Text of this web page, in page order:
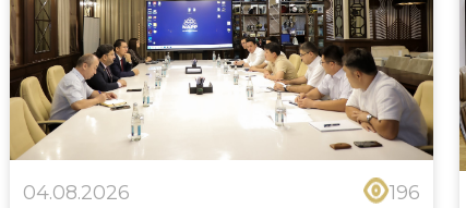
04.08.2026 196